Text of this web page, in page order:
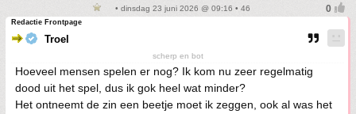
• dinsdag 23 juni 2026 @ 09:16 • 46
Redactie Frontpage
Troel
scherp en bot
Hoeveel mensen spelen er nog? Ik kom nu zeer regelmatig
dood uit het spel, dus ik gok heel wat minder?
Het ontneemt de zin een beetje moet ik zeggen, ook al was het